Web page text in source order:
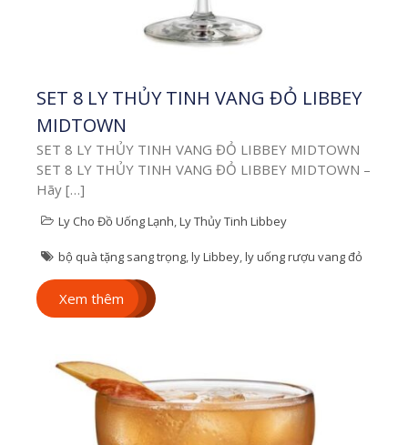
10 năm trong nghề, […]
IN ẤN TRÊN LY
TRÊN LY SỨ Hiện nay,
có rất nhiều doanh
nghiệp đang có nhu
cầu in ấn trên […]
SET 8 LY THỦY TINH VANG ĐỎ LIBBEY
MIDTOWN
SET 8 LY THỦY TINH VANG ĐỎ LIBBEY MIDTOWN
SET 8 LY THỦY TINH VANG ĐỎ LIBBEY MIDTOWN –
Hãy […]
Ly Cho Đồ Uống Lạnh,Ly Thủy Tinh Libbey
bộ quà tặng sang trọng,ly Libbey,ly uống rượu vang đỏ
Xem thêm